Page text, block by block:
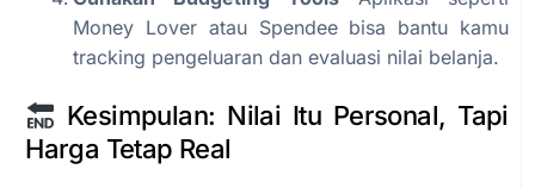
Money Lover atau Spendee bisa bantu kamu
tracking pengeluaran dan evaluasi nilai belanja.
Kesimpulan: Nilai Itu Personal, Tapi
Harga Tetap Real